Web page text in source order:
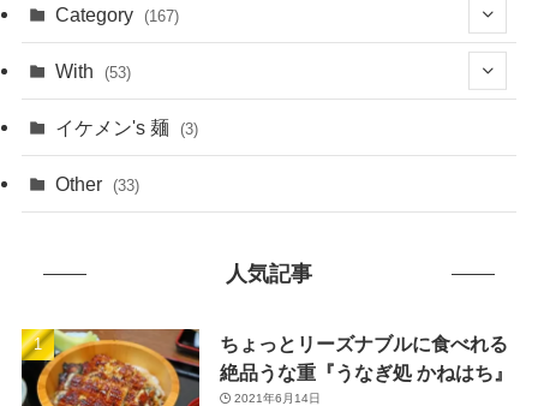
(1)
(38)
(1)
Category (167)
(114)
With (53)
(15)
(43)
(49)
イケメン's 麺 (3)
Other (33)
人気記事
ちょっとリーズナブルに食べれる
絶品うな重『うなぎ処 かねはち』
2021年6月14日